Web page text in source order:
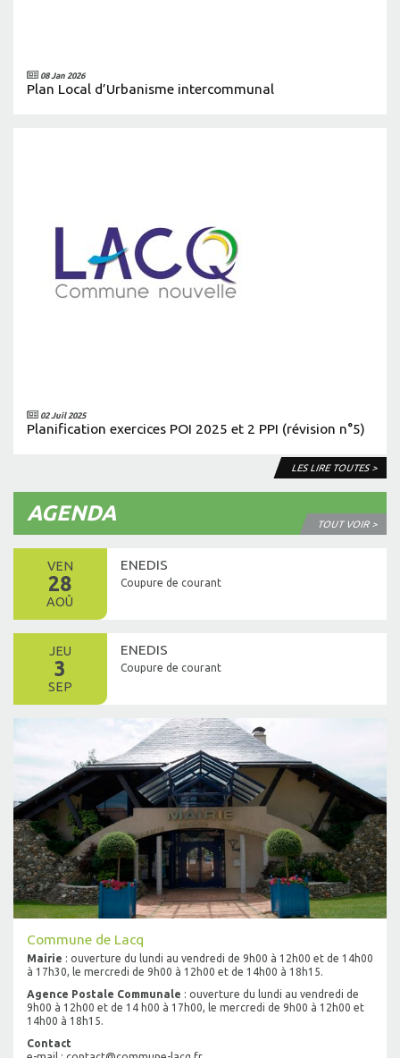
08 Jan 2026
Plan Local d’Urbanisme intercommunal
02 Juil 2025
Planification exercices POI 2025 et 2 PPI (révision n°5)
LES LIRE TOUTES >
AGENDA TOUT VOIR >
VEN
28
AOÛ
ENEDIS
Coupure de courant
JEU
3
SEP
ENEDIS
Coupure de courant
Commune de Lacq
Mairie : ouverture du lundi au vendredi de 9h00 à 12h00 et de 14h00
à 17h30, le mercredi de 9h00 à 12h00 et de 14h00 à 18h15.
Agence Postale Communale : ouverture du lundi au vendredi de
9h00 à 12h00 et de 14 h00 à 17h00, le mercredi de 9h00 à 12h00 et
14h00 à 18h15.
Contact